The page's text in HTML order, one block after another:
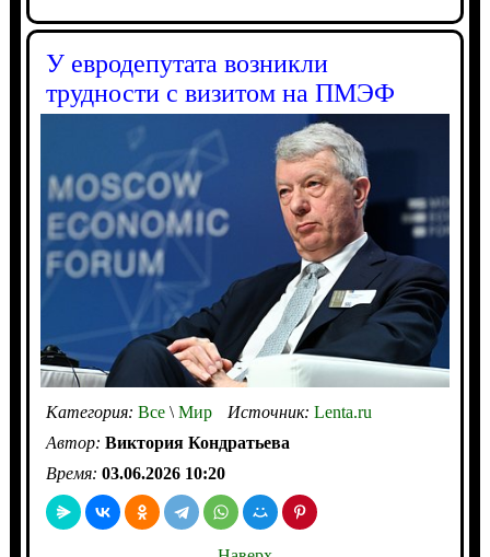
У евродепутата возникли
трудности с визитом на ПМЭФ
Категория: Все\Мир Источник: Lenta.ru
Автор: Виктория Кондратьева
Время: 03.06.2026 10:20